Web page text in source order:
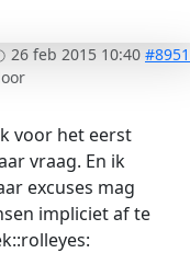
26 feb 2015 10:40 #8951
voor het eerst
vraag. En ik
excuses mag
impliciet af te